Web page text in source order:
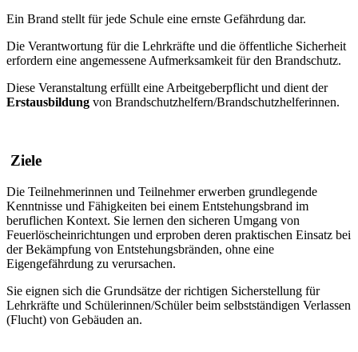
Ein Brand stellt für jede Schule eine ernste Gefährdung dar.
Die Verantwortung für die Lehrkräfte und die öffentliche Sicherheit
erfordern eine angemessene Aufmerksamkeit für den Brandschutz.
Diese Veranstaltung erfüllt eine Arbeitgeberpflicht und dient der
Erstausbildung von Brandschutzhelfern/Brandschutzhelferinnen.
Ziele
Die Teilnehmerinnen und Teilnehmer erwerben grundlegende
Kenntnisse und Fähigkeiten bei einem Entstehungsbrand im
beruflichen Kontext. Sie lernen den sicheren Umgang von
Feuerlöscheinrichtungen und erproben deren praktischen Einsatz bei
der Bekämpfung von Entstehungsbränden, ohne eine
Eigengefährdung zu verursachen.
Sie eignen sich die Grundsätze der richtigen Sicherstellung für
Lehrkräfte und Schülerinnen/Schüler beim selbstständigen Verlassen
(Flucht) von Gebäuden an.